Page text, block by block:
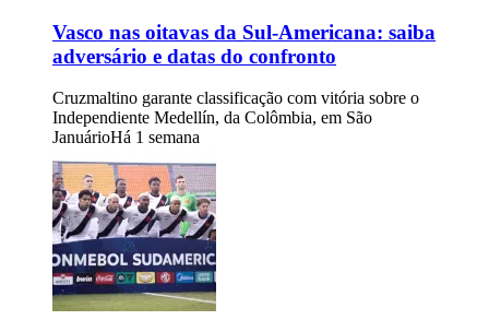
Vasco nas oitavas da Sul-Americana: saiba
adversário e datas do confronto
Cruzmaltino garante classificação com vitória sobre o
Independiente Medellín, da Colômbia, em São
JanuárioHá 1 semana